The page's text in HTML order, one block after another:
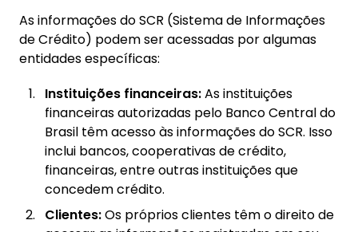
As informações do SCR (Sistema de Informações
de Crédito) podem ser acessadas por algumas
entidades específicas:
Instituições financeiras:As instituições
financeiras autorizadas pelo Banco Central do
Brasil têm acesso às informações do SCR. Isso
inclui bancos, cooperativas de crédito,
financeiras, entre outras instituições que
concedem crédito.
Clientes:Os próprios clientes têm o direito de